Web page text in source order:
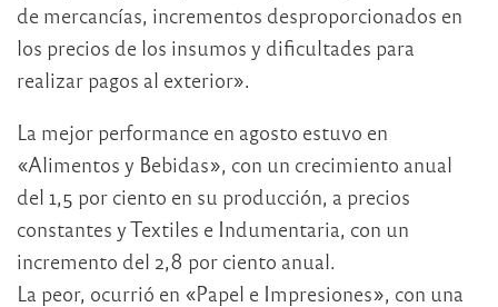
de mercancías, incrementos desproporcionados en
los precios de los insumos y dificultades para
realizar pagos al exterior».
La mejor performance en agosto estuvo en
«Alimentos y Bebidas», con un crecimiento anual
del 1,5 por ciento en su producción, a precios
constantes y Textiles e Indumentaria, con un
incremento del 2,8 por ciento anual.
La peor, ocurrió en «Papel e Impresiones», con una